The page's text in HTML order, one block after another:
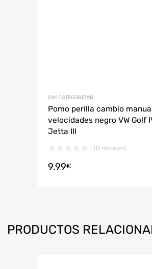
SIN CATEGORIZAR
Pomo perilla cambio
velocidades negro VW Golf
Jetta III
(0 reviews)
9.99€
PRODUCTOS